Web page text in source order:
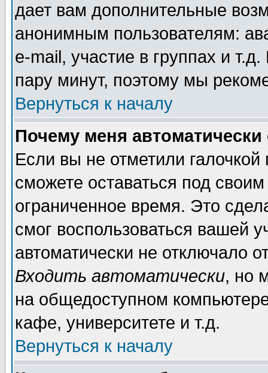
дает вам дополнительные
анонимным пользователям:
e-mail, участие в группах и
пару минут, поэтому мы
Вернуться к началу
Почему меня автоматически
Если вы не отметили галочкой
сможете оставаться под
ограниченное время. Это
смог воспользоваться вашей
автоматически не отключало
Входить автоматически, но
на общедоступном
кафе, университете и т.д.
Вернуться к началу